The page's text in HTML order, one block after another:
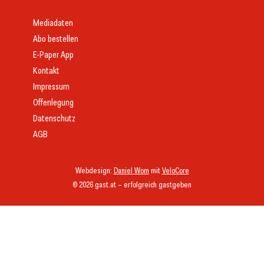
© 2026 gast.at – erfolgreich gastgeben
Webdesign: Daniel Wom mitVeloCore
Mediadaten
Abo bestellen
E-Paper App
Kontakt
Impressum
Offenlegung
Datenschutz
AGB